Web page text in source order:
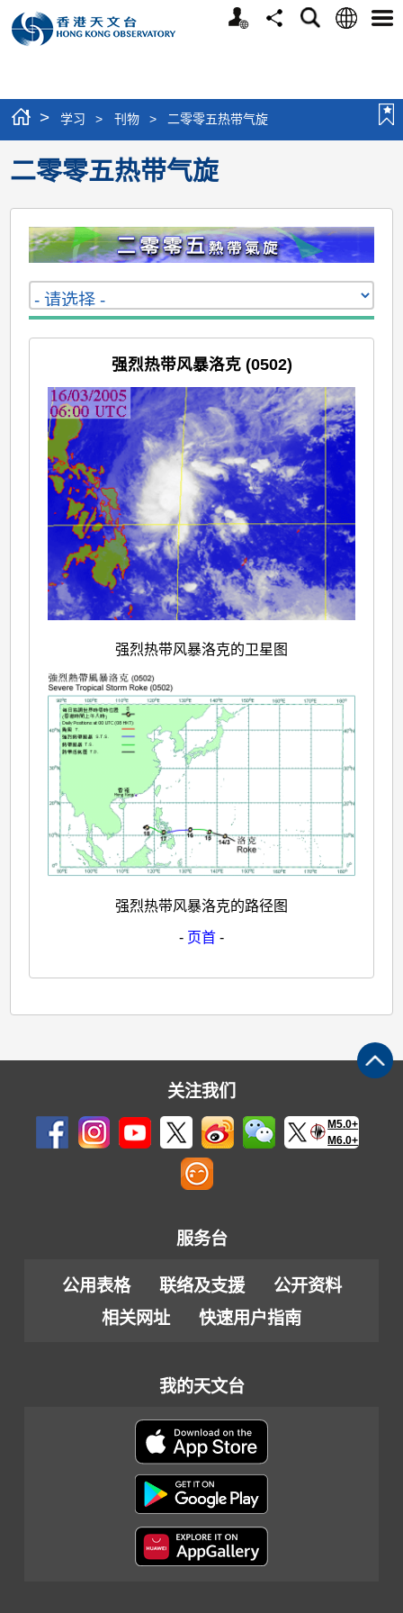
个
分
搜
语
选
> 学习 > 刊物 > 二零零五热带气旋
二零零五热带气旋
强烈热带风暴洛克 (0502)
强烈热带风暴洛克的卫星图
强烈热带风暴洛克的路径图
- 页首 -
关注我们
M5.0+
M6.0+
服务台
公用表格 联络及支援
公开资料
相关网址
快速用户指南
我的天文台